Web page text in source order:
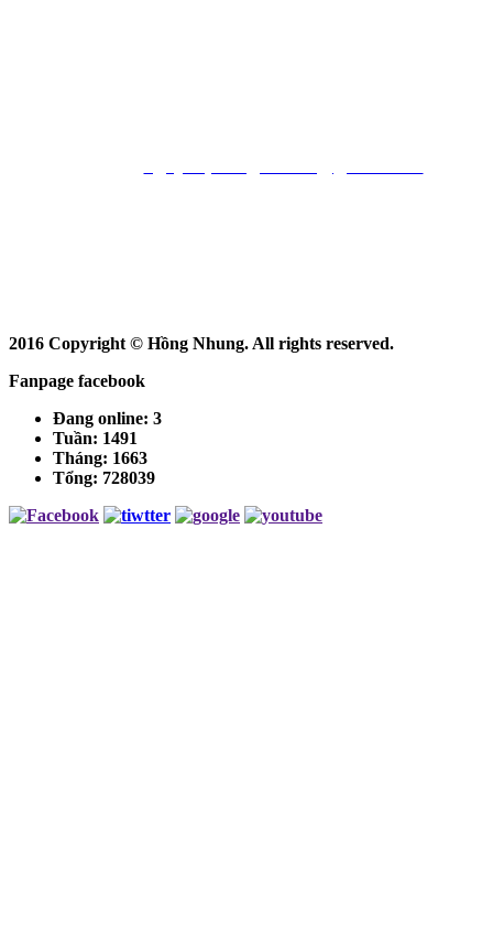
2016 Copyright © Hồng Nhung. All rights reserved.
Fanpage facebook
Đang online: 3
Tuần: 1491
Tháng: 1663
Tổng: 728039